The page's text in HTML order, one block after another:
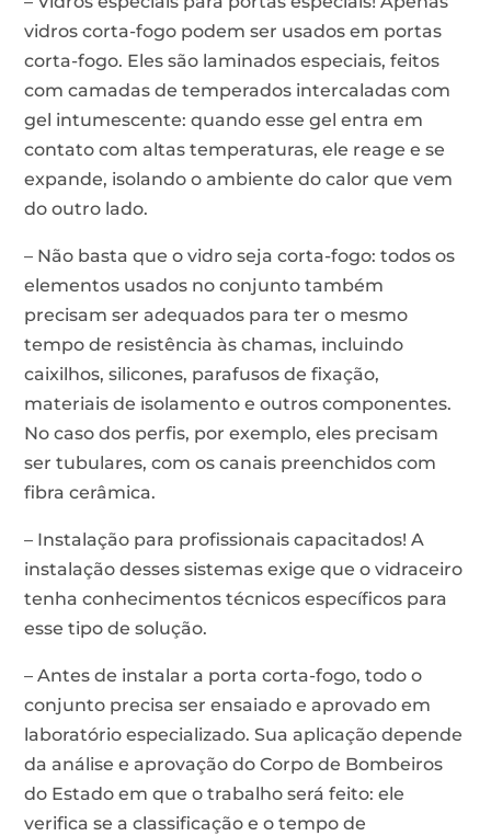
vidros corta-fogo podem ser usados em portas
corta-fogo. Eles são laminados especiais, feitos
com camadas de temperados intercaladas com
gel intumescente: quando esse gel entra em
contato com altas temperaturas, ele reage e se
expande, isolando o ambiente do calor que vem
do outro lado.
– Não basta que o vidro seja corta-fogo: todos os
elementos usados no conjunto também
precisam ser adequados para ter o mesmo
tempo de resistência às chamas, incluindo
caixilhos, silicones, parafusos de fixação,
materiais de isolamento e outros componentes.
No caso dos perfis, por exemplo, eles precisam
ser tubulares, com os canais preenchidos com
fibra cerâmica.
– Instalação para profissionais capacitados! A
instalação desses sistemas exige que o vidraceiro
tenha conhecimentos técnicos específicos para
esse tipo de solução.
– Antes de instalar a porta corta-fogo, todo o
conjunto precisa ser ensaiado e aprovado em
laboratório especializado. Sua aplicação depende
da análise e aprovação do Corpo de Bombeiros
do Estado em que o trabalho será feito: ele
verifica se a classificação e o tempo de